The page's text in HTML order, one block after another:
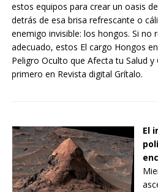
estos equipos para crear un oasis
detrás de esa brisa refrescante o
enemigo invisible: los hongos. Si no
adecuado, estos El cargo Hongos
Peligro Oculto que Afecta tu Salud
primero en Revista digital Grítalo.
El